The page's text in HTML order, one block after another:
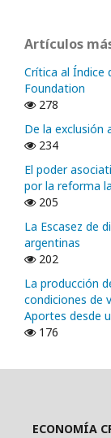
Artículos
Crítica al Índice
Foundation
278
De la exclusión
234
El poder
por la reforma
205
La Escasez de
argentinas
202
La producción
condiciones de
Aportes desde
176
ECONOMÍA